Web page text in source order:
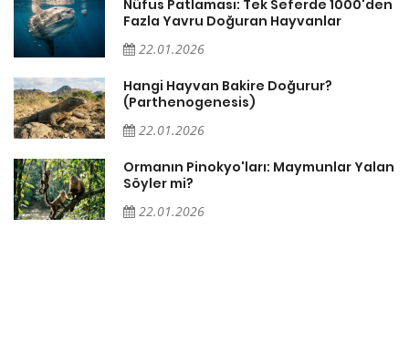
Nüfus Patlaması: Tek Seferde 1000'den
Fazla Yavru Doğuran Hayvanlar
22.01.2026
Hangi Hayvan Bakire Doğurur?
(Parthenogenesis)
22.01.2026
Ormanın Pinokyo'ları: Maymunlar Yalan
Söyler mi?
22.01.2026